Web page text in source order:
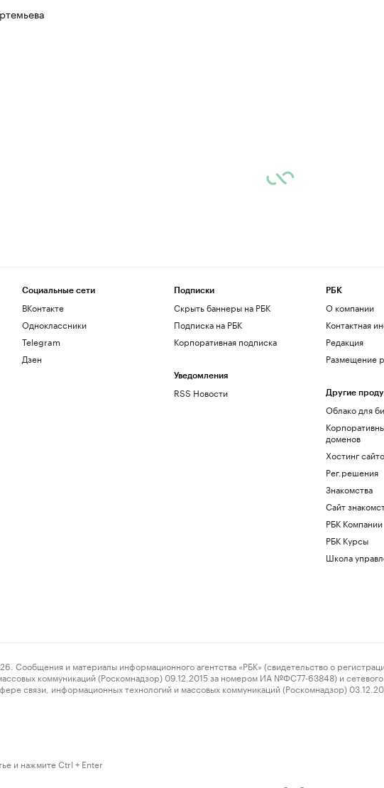
Социальные сети
ВКонтакте
Одноклассники
Telegram
Дзен
Подписки
Скрыть баннеры на РБК
Подписка на РБК
Корпоративная подписка
Уведомления
RSS Новости
РБК
О компании
Контактная
Редакция
Размещение
Другие
Облако для
доменов
Хостинг
Рег.решения
Знакомства
Сайт
РБК Компании
РБК Курсы
Школа
и материалы информационного агентства «РБК» (свидетельство о
коммуникаций (Роскомнадзор) 09.12.2015 за номером ИА №ФС77-63848) и сетевого
связи, информационных технологий и массовых коммуникаций (Роскомнадзор)
и нажмите Ctrl + Enter